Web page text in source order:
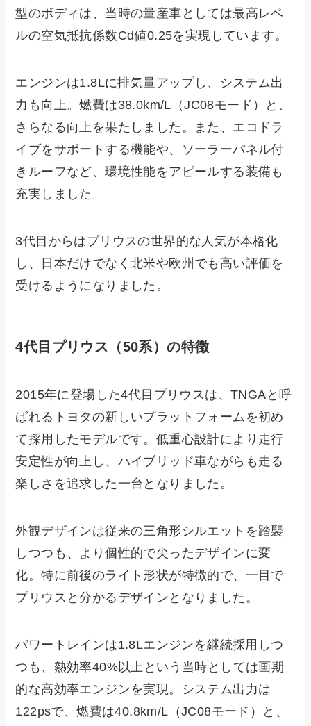
型のボディは、当時の量産車としては最高レベ
ルの空気抵抗係数Cd値0.25を実現しています。
エンジンは1.8Lに排気量アップし、システム出
力も向上。燃費は38.0km/L（JC08モード）と、
さらなる向上を果たしました。また、エコドラ
イブをサポートする機能や、ソーラーパネル付
きルーフなど、環境性能をアピールする装備も
充実しました。
3代目からはプリウスの世界的な人気が本格化
し、日本だけでなく北米や欧州でも高い評価を
受けるようになりました。
4代目プリウス（50系）の特徴
2015年に登場した4代目プリウスは、TNGAと呼
ばれるトヨタの新しいプラットフォームを初め
て採用したモデルです。低重心設計により走行
安定性が向上し、ハイブリッド車ながらも走る
楽しさを追求した一台となりました。
外観デザインは従来の三角形シルエットを踏襲
しつつも、より個性的で尖ったデザインに変
化。特に前後のライト形状が特徴的で、一目で
プリウスと分かるデザインとなりました。
パワートレインは1.8Lエンジンを継続採用しつ
つも、熱効率40%以上という当時としては画期
的な高効率エンジンを実現。システム出力は
122psで、燃費は40.8km/L（JC08モード）と、